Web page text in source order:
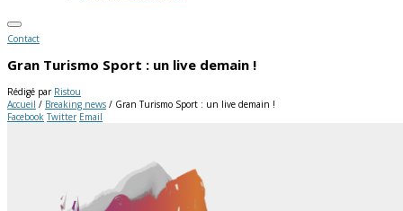
Contact
Gran Turismo Sport : un live demain !
Rédigé par Ristou
Accueil / Breaking news / Gran Turismo Sport : un live demain !
Facebook Twitter Email